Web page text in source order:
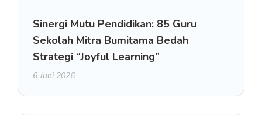
Sinergi Mutu Pendidikan: 85 Guru
Sekolah Mitra Bumitama Bedah
Strategi “Joyful Learning”
6 Juni 2026